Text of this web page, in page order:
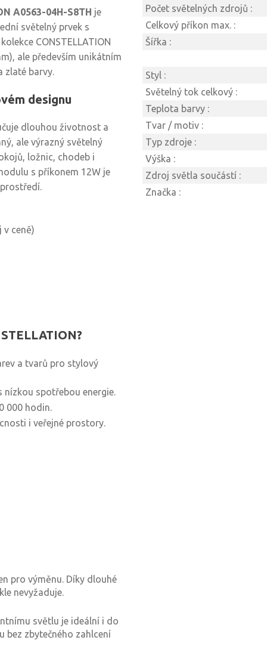
A0563-04H-S8TH je
světelný prvek s
CONSTELLATION
ale především unikátním
zlaté barvy.
designu
dlouhou životnost a
ale výrazný světelný
ložnic, chodeb i
s příkonem 12W je
v ceně)
a tvarů pro stylový
nízkou spotřebou energie.
000 hodin.
i veřejné prostory.
pro výměnu. Díky dlouhé
nevyžaduje.
světlu je ideální i do
bez zbytečného zahlcení
Počet světelných zdrojů :
Celkový příkon max. :
Šířka :
Styl :
Světelný tok celkový :
Teplota barvy :
Tvar / motiv :
Typ zdroje :
Výška :
Zdroj světla součástí :
Značka :